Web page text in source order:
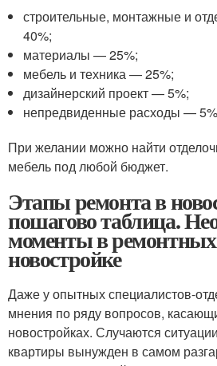
строительные, монтажные и
40%;
материалы — 25%;
мебель и техника — 25%;
дизайнерский проект — 5%;
непредвиденные расходы —
При желании можно найти
мебель под любой бюджет.
Этапы ремонта в
пошагово таблица.
моменты в ремонтных
новостройке
Даже у опытных специалистов-
мнения по ряду вопросов,
новостройках. Случаются
квартиры вынужден в самом